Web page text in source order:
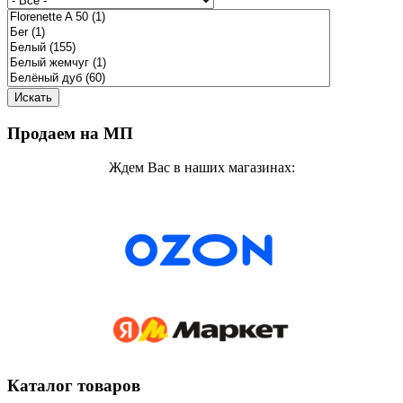
Продаем на МП
Ждем Вас в наших магазинах:
Каталог товаров